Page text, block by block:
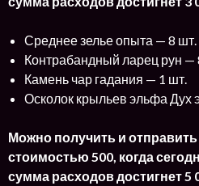
Среднее зелье опыта — 8 шт.
Контрабандный ларец рун —
Камень чар гадания — 1 шт.
Осколок крыльев эльфа Дух
Можно получить и
стоимостью 500, когда
сумма расходов достигнет 5